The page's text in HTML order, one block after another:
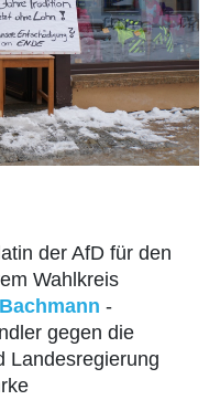
der AfD für den
Wahlkreis
-
gegen die
Landesregierung